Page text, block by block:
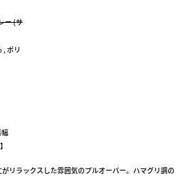
ー (サ
, ポリ
リラックスした雰囲気のプルオーバー。ハマグリ調の